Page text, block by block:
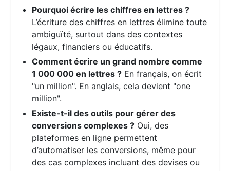
Pourquoi écrire les chiffres en lettres ?
L’écriture des chiffres en lettres élimine toute
ambiguïté, surtout dans des contextes
légaux, financiers ou éducatifs.
Comment écrire un grand nombre comme
1 000 000 en lettres ? En français, on écrit
"un million". En anglais, cela devient "one
million".
Existe-t-il des outils pour gérer des
conversions complexes ? Oui, des
plateformes en ligne permettent
d’automatiser les conversions, même pour
des cas complexes incluant des devises ou